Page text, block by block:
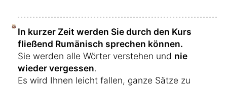
In kurzer Zeit werden Sie durch den Kurs
fließend Rumänisch sprechen können.
Sie werden alle Wörter verstehen und nie
wieder vergessen.
Es wird Ihnen leicht fallen, ganze Sätze zu